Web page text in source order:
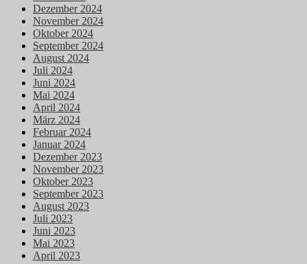
Dezember 2024
November 2024
Oktober 2024
September 2024
August 2024
Juli 2024
Juni 2024
Mai 2024
April 2024
März 2024
Februar 2024
Januar 2024
Dezember 2023
November 2023
Oktober 2023
September 2023
August 2023
Juli 2023
Juni 2023
Mai 2023
April 2023